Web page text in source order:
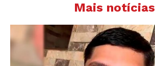
Mais notícias